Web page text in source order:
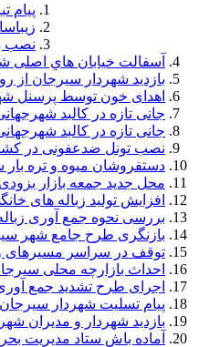
پیام
نصب
آسفالت خيابان هاي
بازدید شهردار سيرجان از
اهدای خون توسط پرسنل
جانی تازه در کالبد
جانی تازه در کالبد
نصب تونل ضدعفونی در
دستفروشان میوه و تره
محل جدید جمعه بازار
افزایش تولید زباله های
بررسی نحوه جمع آوری
بازنگری طرح جامع شهر
توقف در سراسر مسیرهای
احداث بازارچه محلی
اجرای طرح تشدید جمع
پیام تسلیت شهردار
بازدید شهردار و مدیران
آماده باش ستاد مدیریت